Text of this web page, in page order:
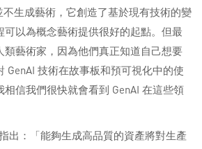
不生成藝術，它創造了基於現有技術的變
以為概念藝術提供很好的起點。但最
類藝術家，因為他們真正知道自己想要
GenAI 技術在故事板和預可視化中的使
相信我們很快就會看到 GenAI 在這些領
出：「能夠生成高品質的資產將對生產